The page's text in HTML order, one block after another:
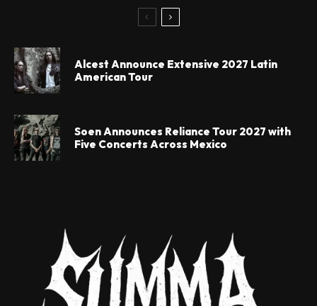
Alcest Announce Extensive 2027 Latin
American Tour
Soen Announces Reliance Tour 2027 with
Five Concerts Across Mexico